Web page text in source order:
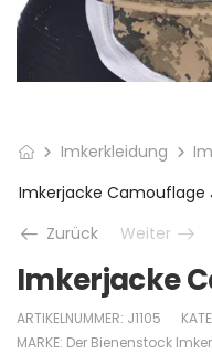
Imkerkleidung
Imkerjacke Camouflage
Zurück
Weiter
Imkerjacke
ARTIKELNUMMER: J1105
MARKE: Der Bienenstock